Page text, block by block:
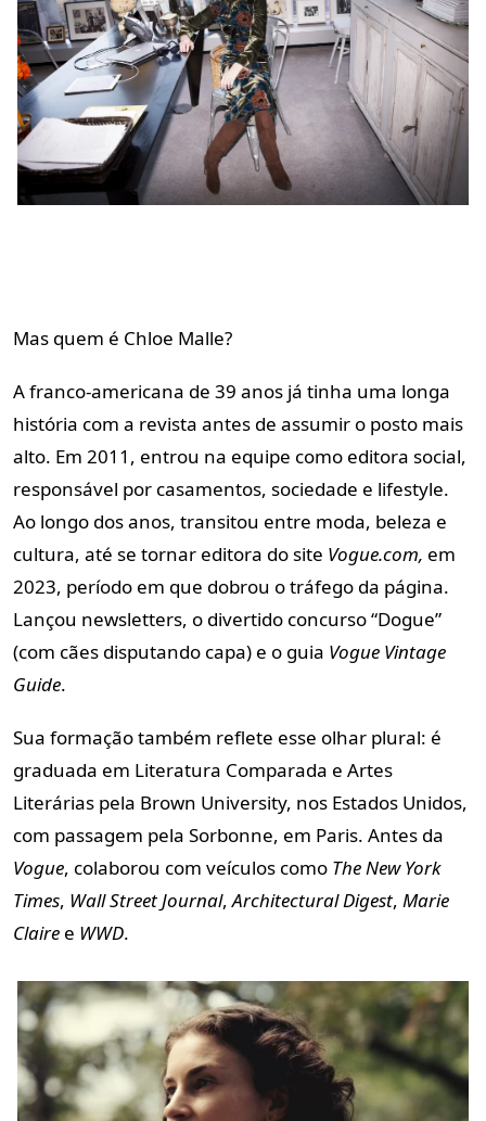
Mas quem é Chloe Malle?
A franco-americana de 39 anos já tinha uma longa
história com a revista antes de assumir o posto mais
alto. Em 2011, entrou na equipe como editora social,
responsável por casamentos, sociedade e lifestyle.
Ao longo dos anos, transitou entre moda, beleza e
cultura, até se tornar editora do site Vogue.com, em
2023, período em que dobrou o tráfego da página.
Lançou newsletters, o divertido concurso “Dogue”
(com cães disputando capa) e o guia Vogue Vintage
Guide.
Sua formação também reflete esse olhar plural: é
graduada em Literatura Comparada e Artes
Literárias pela Brown University, nos Estados Unidos,
com passagem pela Sorbonne, em Paris. Antes da
Vogue, colaborou com veículos como The New York
Times, Wall Street Journal,Architectural Digest, Marie
Claire e WWD.